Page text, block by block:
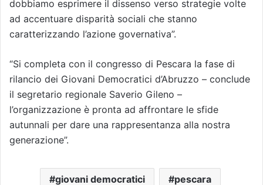
dobbiamo esprimere il dissenso verso strategie volte
ad accentuare disparità sociali che stanno
caratterizzando l’azione governativa”.
“Si completa con il congresso di Pescara la fase di
rilancio dei Giovani Democratici d’Abruzzo – conclude
il segretario regionale Saverio Gileno –
l’organizzazione è pronta ad affrontare le sfide
autunnali per dare una rappresentanza alla nostra
generazione”.
giovani democratici pescara